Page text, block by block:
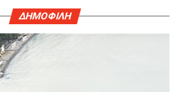
ΔΗΜΟΦΙΛΗ